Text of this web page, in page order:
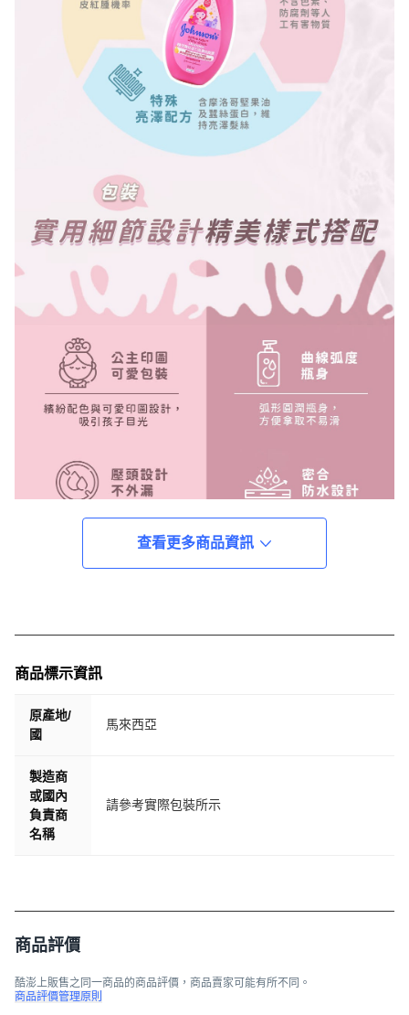
查看更多商品資訊
商品標示資訊
原產地/
國
馬來西亞
製造商
或國內
負責商
名稱
請參考實際包裝所示
商品評價
酷澎上販售之同一商品的商品評價，商品賣家可能有所不同。
商品評價管理原則